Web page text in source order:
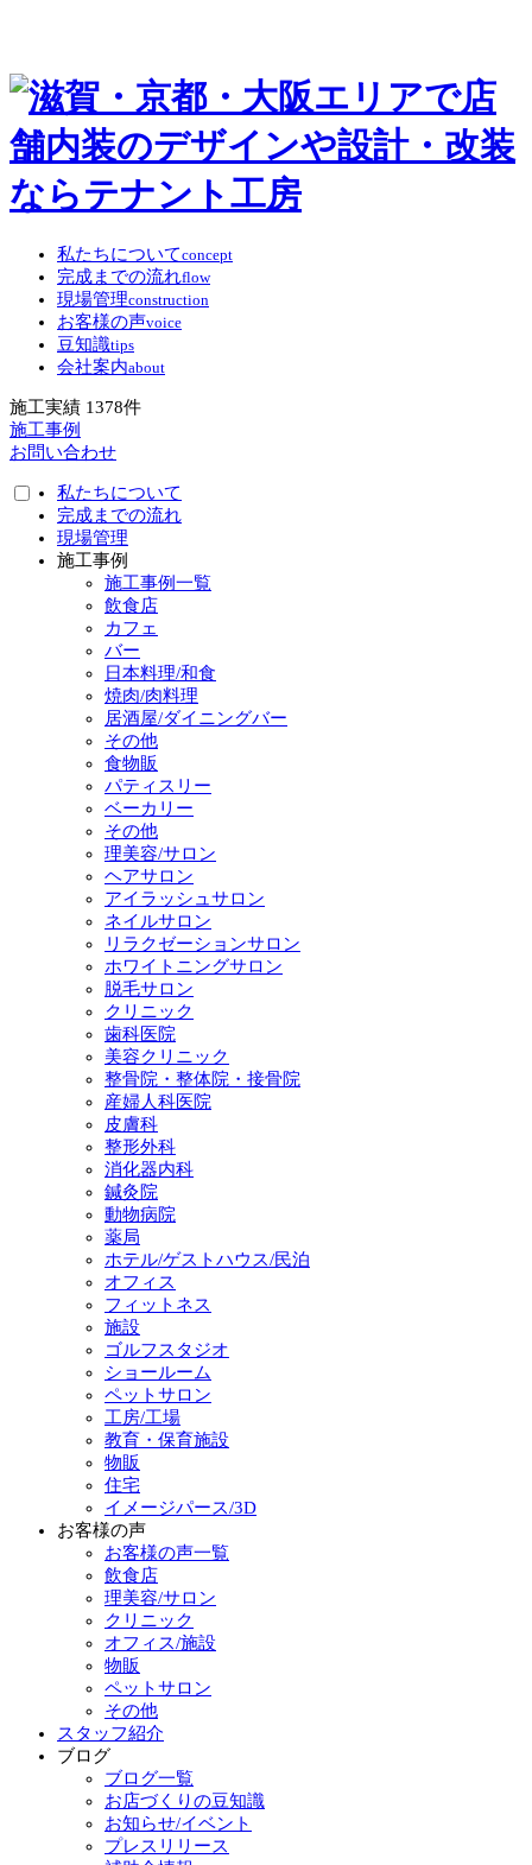
私たちについてconcept
完成までの流れflow
現場管理construction
お客様の声voice
豆知識tips
会社案内about
施工実績 1378件
施工事例
お問い合わせ
私たちについて
完成までの流れ
現場管理
施工事例
施工事例一覧
飲食店
カフェ
バー
日本料理/和食
焼肉/肉料理
居酒屋/ダイニングバー
その他
食物販
パティスリー
ベーカリー
その他
理美容/サロン
ヘアサロン
アイラッシュサロン
ネイルサロン
リラクゼーションサロン
ホワイトニングサロン
脱毛サロン
クリニック
歯科医院
美容クリニック
整骨院・整体院・接骨院
産婦人科医院
皮膚科
整形外科
消化器内科
鍼灸院
動物病院
薬局
ホテル/ゲストハウス/民泊
オフィス
フィットネス
施設
ゴルフスタジオ
ショールーム
ペットサロン
工房/工場
教育・保育施設
物販
住宅
イメージパース/3D
お客様の声
お客様の声一覧
飲食店
理美容/サロン
クリニック
オフィス/施設
物販
ペットサロン
その他
スタッフ紹介
ブログ
ブログ一覧
お店づくりの豆知識
お知らせ/イベント
プレスリリース